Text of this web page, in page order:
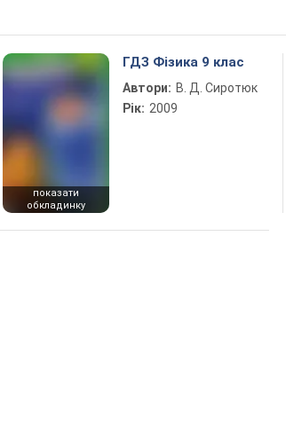
показати
обкладинку
ГДЗ Фізика 9 клас
Автори: В. Д. Сиротюк
Рік: 2009